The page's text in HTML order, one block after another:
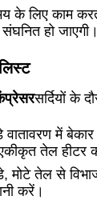
के लिए काम
हो जाएगी।
सर्दियों के
वातावरण में
तेल हीटर
मोटे तेल से
करें।